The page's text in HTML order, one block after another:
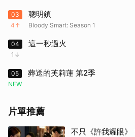
03
4
聰明鎮
Bloody Smart: Season 1
04
1
這一秒過火
05
NEW
葬送的芙莉蓮 第2季
片單推薦
不只《許我耀眼